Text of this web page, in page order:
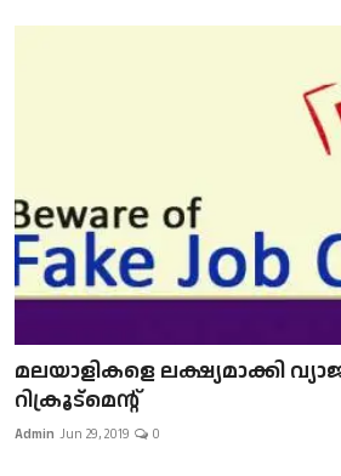
മലയാളികളെ ലക്ഷ്യമാക്കി
റിക്രൂട്മെന്റ്
Admin Jun 29, 2019 0